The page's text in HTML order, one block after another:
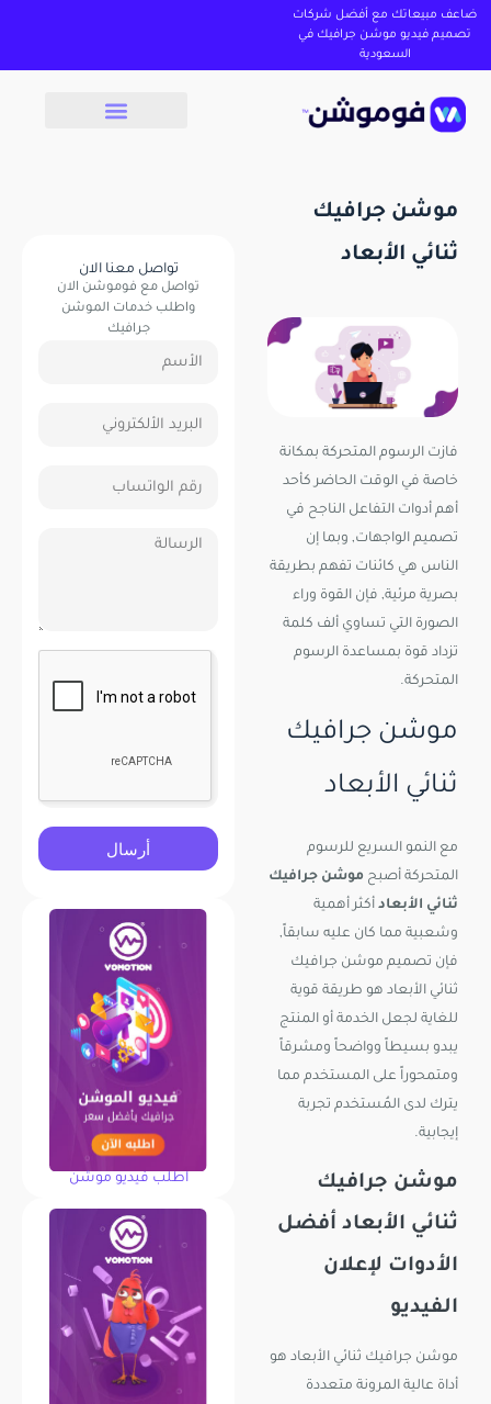
ضاعف مبيعاتك مع أفضل شركات
تصميم فيديو موشن جرافيك في
السعودية
موشن جرافيك
ثنائي الأبعاد
فازت الرسوم المتحركة بمكانة
خاصة في الوقت الحاضر كأحد
أهم أدوات التفاعل الناجح في
تصميم الواجهات, وبما إن
الناس هي كائنات تفهم بطريقة
بصرية مرئية, فإن القوة وراء
الصورة التي تساوي ألف كلمة
تزداد قوة بمساعدة الرسوم
المتحركة.
موشن جرافيك
ثنائي الأبعاد
مع النمو السريع للرسوم
المتحركة أصبح موشن جرافيك
ثنائي الأبعاد أكثر أهمية
وشعبية مما كان عليه سابقاً,
فإن تصميم موشن جرافيك
ثنائي الأبعاد هو طريقة قوية
للغاية لجعل الخدمة أو المنتج
يبدو بسيطاً وواضحاً ومشرقاً
ومتمحوراً على المستخدم مما
يترك لدى المُستخدم تجربة
إيجابية.
موشن جرافيك
ثنائي الأبعاد أفضل
الأدوات لإعلان
الفيديو
موشن جرافيك ثنائي الأبعاد هو
أداة عالية المرونة متعددة
تواصل معنا الان
تواصل مع فوموشن الان
واطلب خدمات الموشن
جرافيك
أرسال
اطلب فيديو موشن